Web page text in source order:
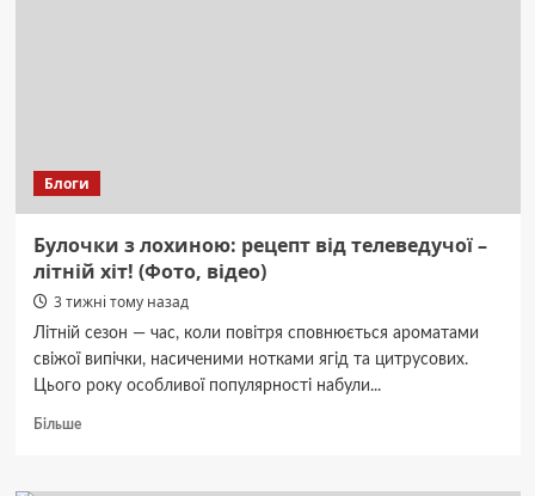
Блоги
Булочки з лохиною: рецепт від телеведучої –
літній хіт! (Фото, відео)
3 тижні тому назад
Літній сезон — час, коли повітря сповнюється ароматами
свіжої випічки, насиченими нотками ягід та цитрусових.
Цього року особливої популярності набули...
БільшеДокладніше
з